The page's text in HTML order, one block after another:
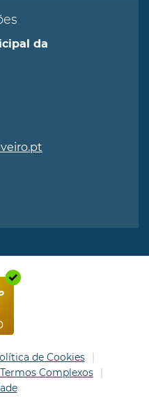
da
de Cookies
Complexos